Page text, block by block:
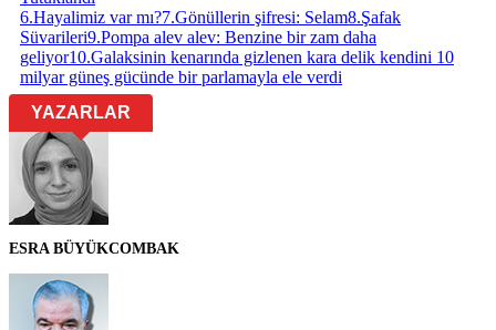
6.Hayalimiz var mı?7.Gönüllerin şifresi: Selam8.Şafak
Süvarileri9.Pompa alev alev: Benzine bir zam daha
geliyor10.Galaksinin kenarında gizlenen kara delik kendini 10
milyar güneş gücünde bir parlamayla ele verdi
YAZARLAR
ESRA BÜYÜKCOMBAK